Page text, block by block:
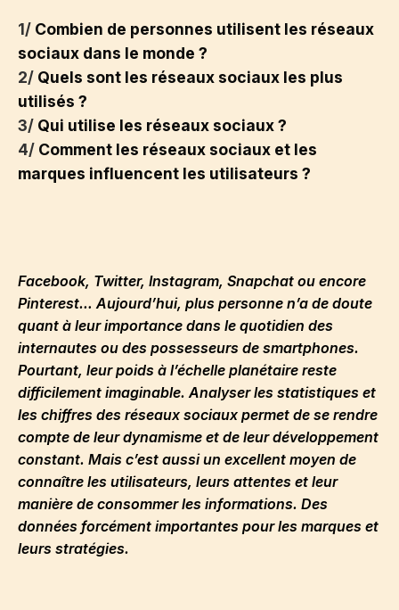
1/ Combien de personnes utilisent les réseaux
sociaux dans le monde ?
2/ Quels sont les réseaux sociaux les plus
utilisés ?
3/ Qui utilise les réseaux sociaux ?
4/ Comment les réseaux sociaux et les
marques influencent les utilisateurs ?
Facebook, Twitter, Instagram, Snapchat ou encore
Pinterest… Aujourd’hui, plus personne n’a de doute
quant à leur importance dans le quotidien des
internautes ou des possesseurs de smartphones.
Pourtant, leur poids à l’échelle planétaire reste
difficilement imaginable. Analyser les statistiques et
les chiffres des réseaux sociaux permet de se rendre
compte de leur dynamisme et de leur développement
constant. Mais c’est aussi un excellent moyen de
connaître les utilisateurs, leurs attentes et leur
manière de consommer les informations. Des
données forcément importantes pour les marques et
leurs stratégies.